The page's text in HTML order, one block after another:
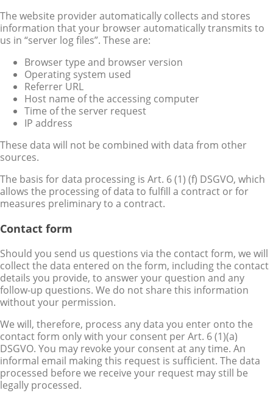
The website provider automatically collects and stores
information that your browser automatically transmits to
us in “server log files”. These are:
Browser type and browser version
Operating system used
Referrer URL
Host name of the accessing computer
Time of the server request
IP address
These data will not be combined with data from other
sources.
The basis for data processing is Art. 6 (1) (f) DSGVO, which
allows the processing of data to fulfill a contract or for
measures preliminary to a contract.
Contact form
Should you send us questions via the contact form, we will
collect the data entered on the form, including the contact
details you provide, to answer your question and any
follow-up questions. We do not share this information
without your permission.
We will, therefore, process any data you enter onto the
contact form only with your consent per Art. 6 (1)(a)
DSGVO. You may revoke your consent at any time. An
informal email making this request is sufficient. The data
processed before we receive your request may still be
legally processed.